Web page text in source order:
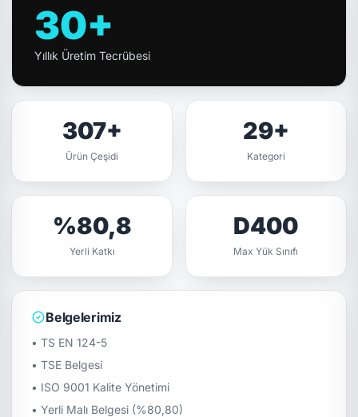
30+
Yıllık Üretim Tecrübesi
307+
Ürün Çeşidi
29+
Kategori
%80,8
Yerli Katkı
D400
Max Yük Sınıfı
Belgelerimiz
• TS EN 124-5
• TSE Belgesi
• ISO 9001 Kalite Yönetimi
• Yerli Malı Belgesi (%80,80)